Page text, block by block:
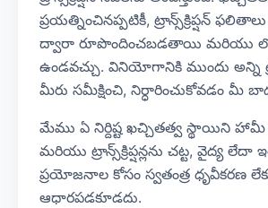
ప్రయత్నించినప్పటికీ, ట్రాన్స్‌క్రిప్షన్
ద్వారా రూపొందించబడతాయి మరియు
ఉండవచ్చు. వినియోగానికి ముందు అన్ని
మీరు సమీక్షించి, నిర్ధారించుకోవడం మీ
మేము ఏ నిర్దిష్ట ఖచ్చితత్వ స్థాయిని హామీ
మరియు ట్రాన్స్‌క్రిప్షన్లను చట్ట, వైద్య లేదా
ప్రయోజనాల కోసం స్వతంత్ర ధృవీకరణ
ఆధారపడకూడదు.